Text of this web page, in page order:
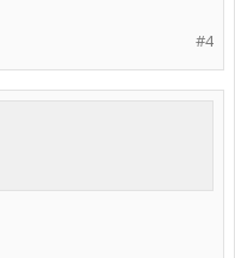
#4